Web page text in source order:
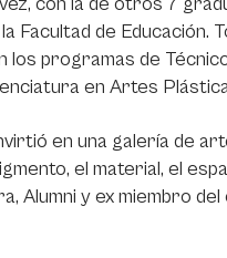
Facultad de Educación.
programas de
en Artes
en una galería de
el material, el
Alumni y ex miembro